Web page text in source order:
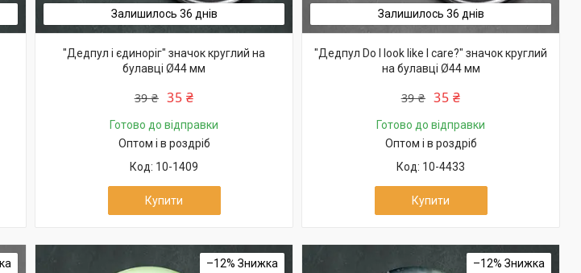
Залишилось 36 днів
"Дедпул і єдиноріг" значок круглий на
булавці Ø44 мм
39 ₴ 35 ₴
Готово до відправки
Оптом і в роздріб
10-1409
Купити
Залишилось 36 днів
"Дедпул Do I look like I care?" значок круглий
на булавці Ø44 мм
39 ₴ 35 ₴
Готово до відправки
Оптом і в роздріб
10-4433
Купити
–12% –12%